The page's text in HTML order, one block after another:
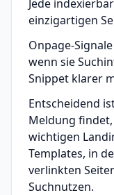
Jede
einzigartigen
Onpage-
wenn sie
Snippet klarer
Entscheidend
Meldung
wichtigen
Templates, in
verlinkten
Suchnutzen.